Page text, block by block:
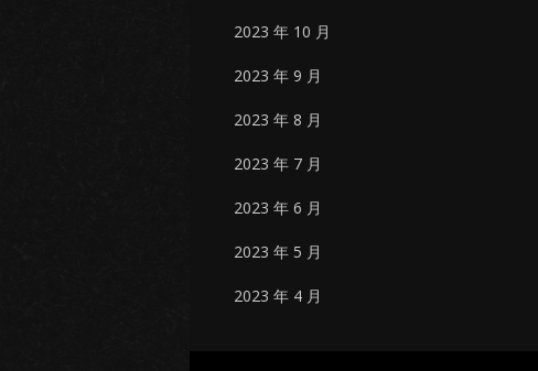
2023 年 10 月
2023 年 9 月
2023 年 8 月
2023 年 7 月
2023 年 6 月
2023 年 5 月
2023 年 4 月